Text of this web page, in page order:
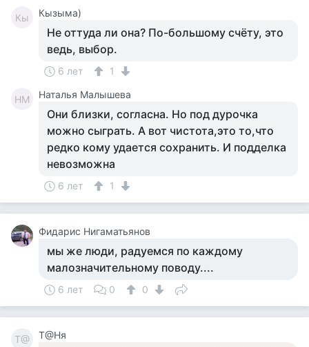
Кы Кызыма)
Не оттуда ли она? По-большому счёту, это
ведь, выбор.
6 лет 1
НМ Наталья Малышева
Они близки, согласна. Но под дурочка
можно сыграть. А вот чистота,это то,что
редко кому удается сохранить. И подделка
невозможна
6 лет 1
Фидарис Нигаматьянов
мы же люди, радуемся по каждому
малозначительному поводу....
6 лет 0 0
Т@ Т@Ня